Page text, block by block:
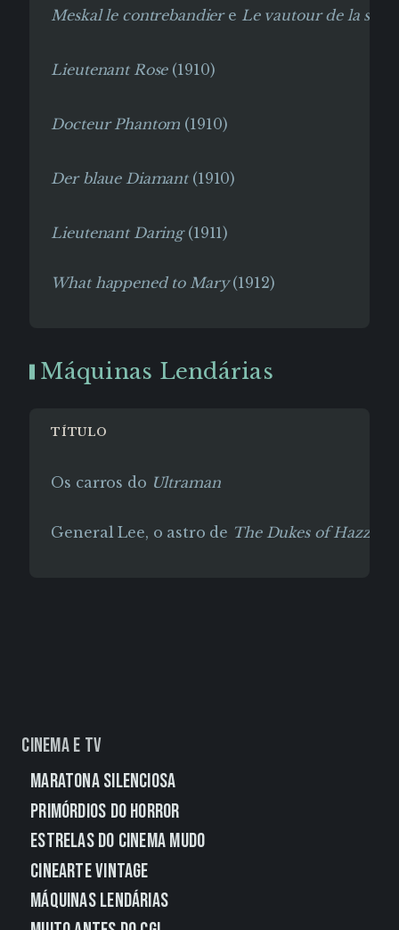
Meskal le contrebandier e Le vautour de la siria
Lieutenant Rose(1910)
Docteur Phantom (1910)
Der blaue Diamant(1910)
Lieutenant Daring (1911)
What happened to Mary(1912)
Máquinas Lendárias
TÍTULO
Os carros do Ultraman
General Lee, o astro de The Dukes of Hazzard
Cinema e TV
Maratona Silenciosa
Primórdios do Horror
Estrelas do Cinema Mudo
CineArte Vintage
Máquinas Lendárias